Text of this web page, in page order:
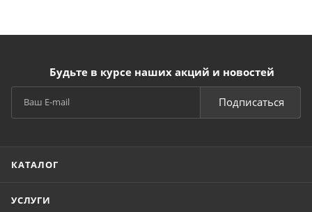
Будьте в курсе наших акций и новостей
Подписаться
КАТАЛОГ
УСЛУГИ